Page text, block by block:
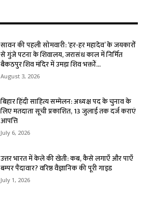
सावन की पहली सोमवारी: ‘हर-हर महादेव’ के जयकारों
से गुंजे पटना के शिवालय, जरासंध काल में निर्मित
बैकठपुर शिव मंदिर में उमड़ा शिव भक्तों...
August 3, 2026
बिहार हिंदी साहित्य सम्मेलन: अध्यक्ष पद के चुनाव के
लिए मतदाता सूची प्रकाशित, 13 जुलाई तक दर्ज कराएं
आपत्ति
July 6, 2026
उत्तर भारत में केले की खेती: कब, कैसे लगाएँ और पाएँ
बम्पर पैदावार? वरिष्ठ वैज्ञानिक की पूरी गाइड
July 1, 2026